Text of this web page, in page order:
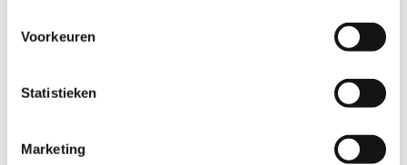
Voorkeuren
Statistieken
Marketing
G. Grardplein 19
T +32 58 51 63 53
www.rodeo.be